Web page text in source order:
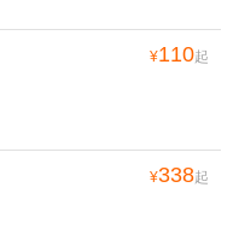
¥110起
¥338起